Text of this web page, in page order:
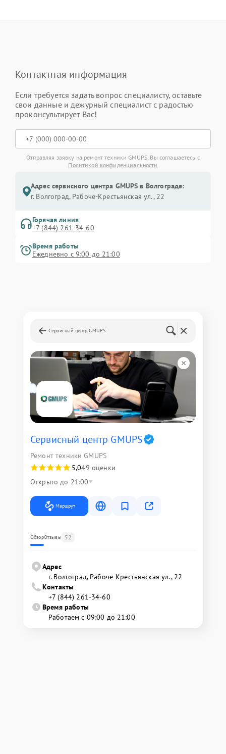
Контактная информация
Если требуется задать вопрос специалисту, оставьте
свои данные и дежурный специалист с радостью
проконсультирует Вас!
Отправляя заявку на ремонт техники GMUPS, Вы соглашаетесь с
Политикой конфиденциальности
Адрес сервисного центра GMUPS в Волгограде:
г. Волгоград, Рабоче-Крестьянская ул., 22
Горячая линия
+7 (844) 261-34-60
Время работы
Ежедневно с 9:00 до 21:00
Сервисный центр GMUPS
Сервисный центр GMUPS
Ремонт техники GMUPS
5,049 оценки
Открыто до 21:00
Маршрут
ОбзорОтзывы 52
Адрес
г. Волгоград, Рабоче-Крестьянская ул., 22
Контакты
+7 (844) 261-34-60
Время работы
Работаем с 09:00 до 21:00